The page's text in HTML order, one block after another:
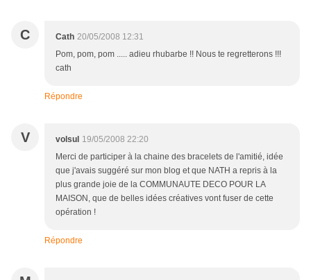
C Cath 20/05/2008 12:31
Pom, pom, pom ..... adieu rhubarbe !! Nous te regretterons !!!
cath
Répondre
V volsul 19/05/2008 22:20
Merci de participer à la chaine des bracelets de l'amitié, idée
que j'avais suggéré sur mon blog et que NATH a repris à la
plus grande joie de la COMMUNAUTE DECO POUR LA
MAISON, que de belles idées créatives vont fuser de cette
opération !
Répondre